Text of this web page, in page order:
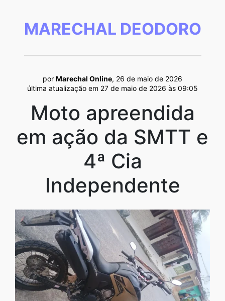
MARECHAL DEODORO
por Marechal Online, 26 de maio de 2026
última atualização em 27 de maio de 2026 às 09:05
Moto apreendida
em ação da SMTT e
4ª Cia
Independente